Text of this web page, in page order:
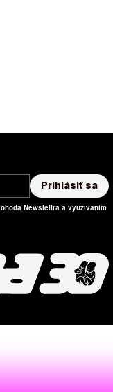
Prihlásiť sa
Newslettra a využívaním